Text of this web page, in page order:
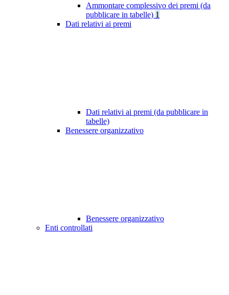
Ammontare complessivo dei premi (da
pubblicare in tabelle) 1
Dati relativi ai premi
Dati relativi ai premi (da pubblicare in
tabelle)
Benessere organizzativo
Benessere organizzativo
Enti controllati